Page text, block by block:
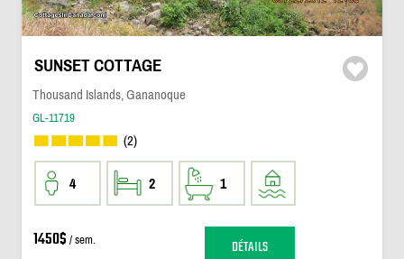
SUNSET COTTAGE
Thousand Islands, Gananoque
GL-11719
(2)
4 2 1
1450$ / sem. DÉTAILS